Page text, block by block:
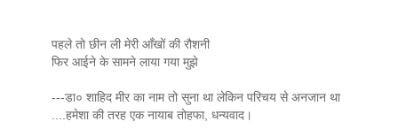
पहले तो छीन ली मेरी आँखों की रौशनी
फिर आईने के सामने लाया गया मुझे
---डा० शाहिद मीर का नाम तो सुना था लेकिन परिचय से अनजान था
....हमेशा की तरह एक नायाब तोहफा, धन्यवाद।